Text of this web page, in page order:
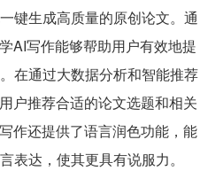
键生成高质量的原创论文。通
AI写作能够帮助用户有效地提
在通过大数据分析和智能推荐
户推荐合适的论文选题和相关
作还提供了语言润色功能，能
表达，使其更具有说服力。